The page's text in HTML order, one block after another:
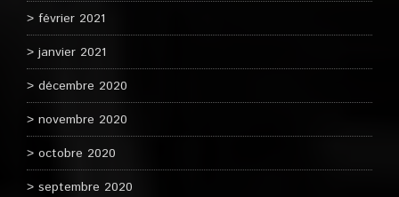
février 2021
janvier 2021
décembre 2020
novembre 2020
octobre 2020
septembre 2020